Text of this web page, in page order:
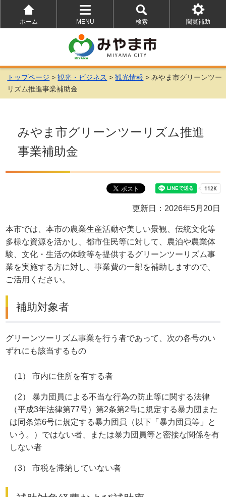
ホーム
MENU
を
開
く
検索
を
開
く
閲覧補助
を
トップページ >観光・ビジネス >観光情報 > みやま市グリーンツー
リズム推進事業補助金
みやま市グリーンツーリズム推進
事業補助金
更新日：2026年5月20日
本市では、本市の農業生産活動や美しい景観、伝統文化等
多様な資源を活かし、都市住民等に対して、農泊や農業体
験、文化・生活の体験等を提供するグリーンツーリズム事
業を実施する方に対し、事業費の一部を補助しますので、
ご活用ください。
補助対象者
グリーンツーリズム事業を行う者であって、次の各号のい
ずれにも該当するもの
（1） 市内に住所を有する者
（2） 暴力団員による不当な行為の防止等に関する法律
（平成3年法律第77号）第2条第2号に規定する暴力団また
は同条第6号に規定する暴力団員（以下「暴力団員等」と
いう。）ではない者、または暴力団員等と密接な関係を有
しない者
（3） 市税を滞納していない者